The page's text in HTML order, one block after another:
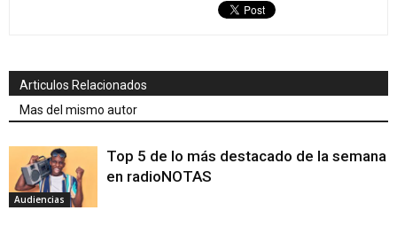
Articulos Relacionados
Mas del mismo autor
Audiencias
Top 5 de lo más destacado de la semana
en radioNOTAS